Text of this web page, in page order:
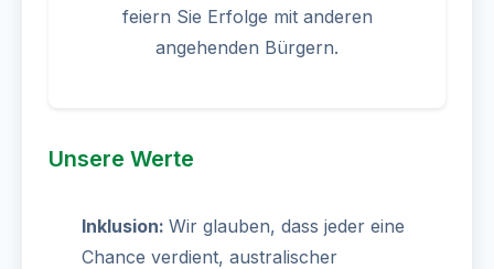
feiern Sie Erfolge mit anderen
angehenden Bürgern.
Unsere Werte
Inklusion: Wir glauben, dass jeder eine
Chance verdient, australischer